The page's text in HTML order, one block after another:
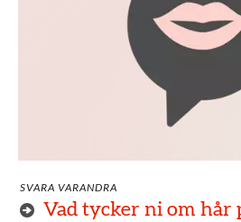
SVARA VARANDRA
Vad tycker ni om hår